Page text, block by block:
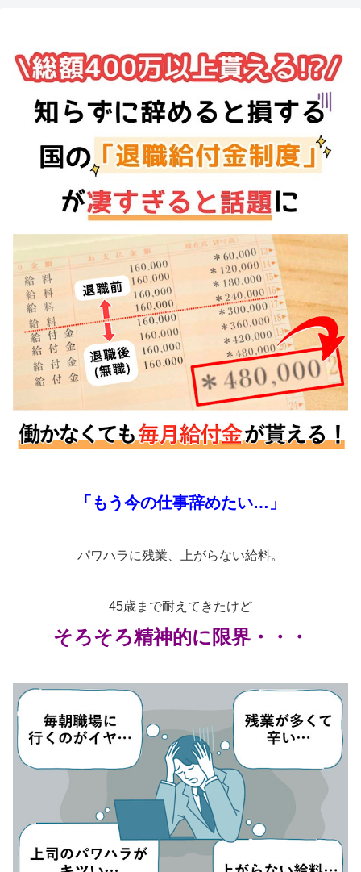
「もう今の仕事辞めたい…」
パワハラに残業、上がらない給料。
45歳まで耐えてきたけど
そろそろ精神的に限界・・・